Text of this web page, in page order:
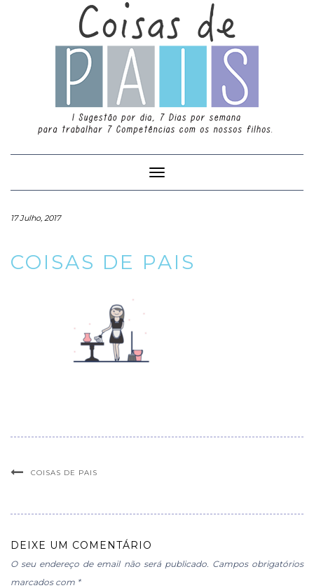
Toggle
Navigation
17 Julho, 2017
COISAS DE PAIS
COISAS DE PAIS
DEIXE UM COMENTÁRIO
O seu endereço de email não será publicado. Campos obrigatórios
marcados com *